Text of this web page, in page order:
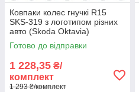
Ковпаки колес гнучкі R15
SKS-319 з логотипом різних
авто (Skoda Oktavia)
Готово до відправки
1 228,35 ₴/
комплект
1 293 ₴/комплект